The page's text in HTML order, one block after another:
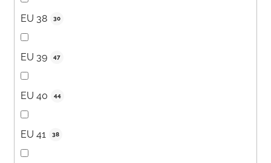
EU 38 30
EU 39 47
EU 40 44
EU 41 38